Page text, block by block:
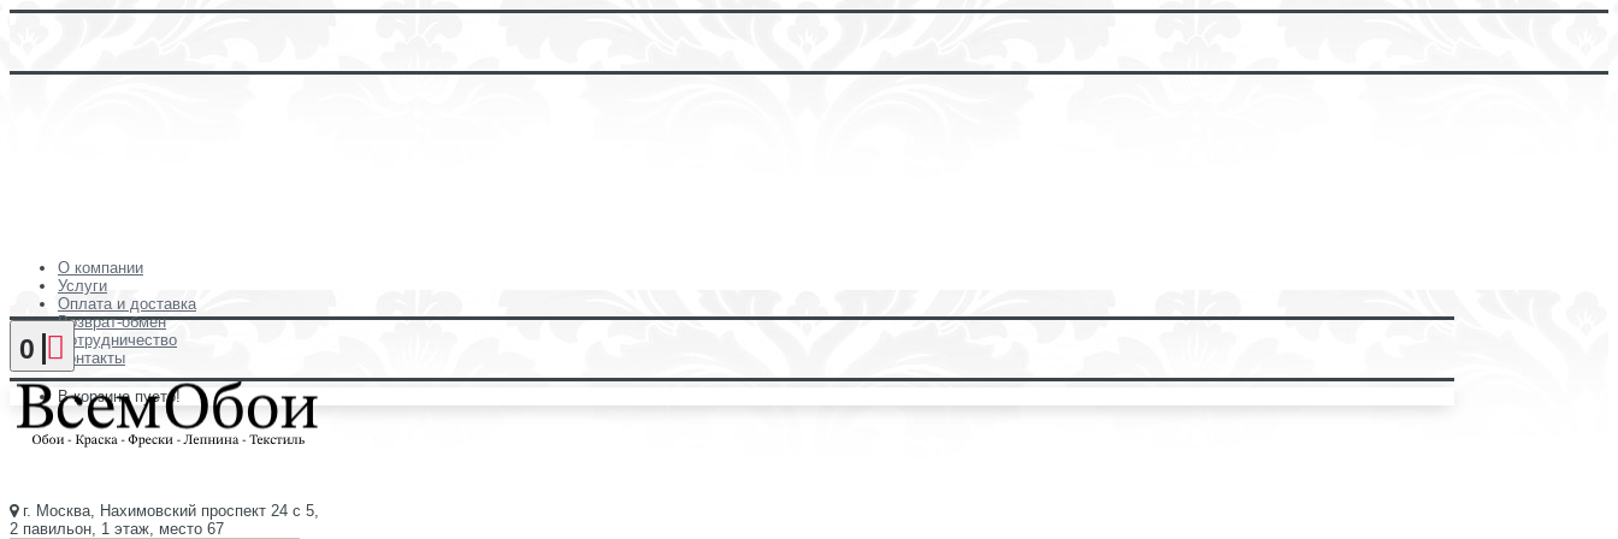
О компании
Услуги
Оплата и доставка
Возврат-обмен
Сотрудничество
Контакты
0
В корзине пусто!
г. Москва, Нахимовский проспект 24 с 5,
2 павильон, 1 этаж, место 67